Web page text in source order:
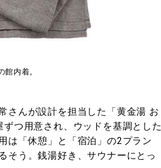
館内着。
さんが設計を担当した「黄金湯 お
つ用意され、ウッドを基調とした
は「休憩」と「宿泊」の2プラン
そう。銭湯好き、サウナーにとっ